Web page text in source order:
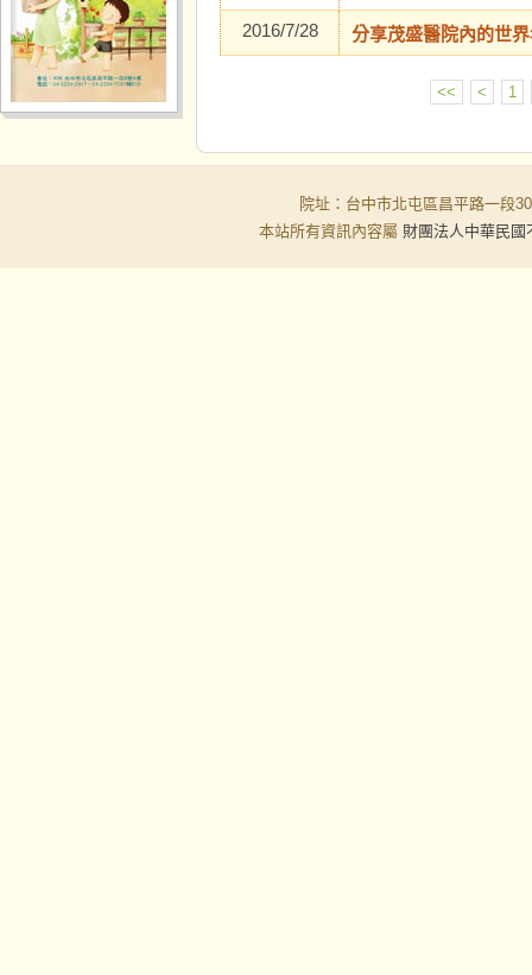
2016/7/28 分享茂盛醫院內的世
<< < 1
院址：台中市北屯區昌平路一
本站所有資訊內容屬 財團法人中華民國